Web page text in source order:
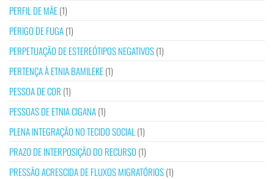
PERFIL DE MÃE(1)
PERIGO DE FUGA(1)
PERPETUAÇÃO DE ESTEREÓTIPOS NEGATIVOS(1)
PERTENÇA À ETNIA BAMILEKE(1)
PESSOA DE COR (1)
PESSOAS DE ETNIA CIGANA(1)
PLENA INTEGRAÇÃO NO TECIDO SOCIAL (1)
PRAZO DE INTERPOSIÇÃO DO RECURSO (1)
PRESSÃO ACRESCIDA DE FLUXOS MIGRATÓRIOS(1)